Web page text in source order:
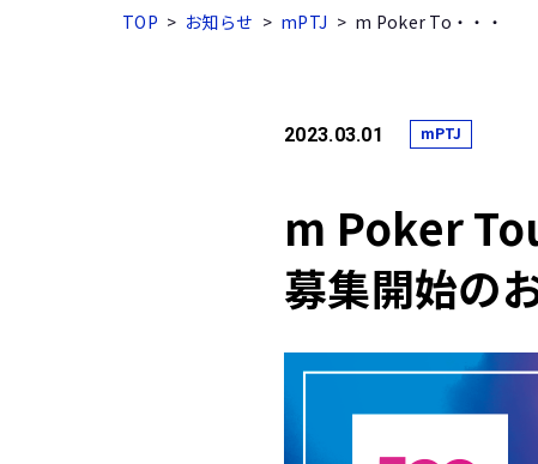
TOP お知らせ mPTJ m Poker To・・・
2023.03.01 mPTJ
m Poker
募集開始の